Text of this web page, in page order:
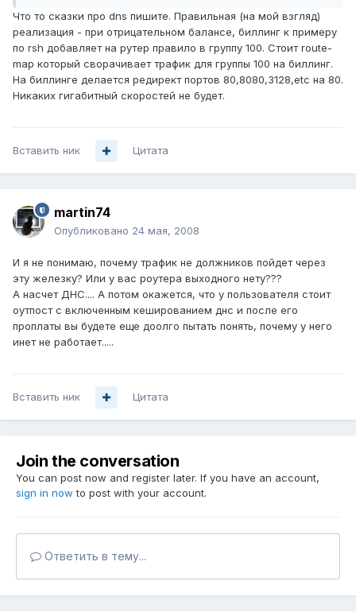
Что то сказки про dns пишите. Правильная (на мой взгляд)
реализация - при отрицательном балансе, биллинг к примеру
по rsh добавляет на рутер правило в группу 100. Стоит route-
map который сворачивает трафик для группы 100 на биллинг.
На биллинге делается редирект портов 80,8080,3128,etc на 80.
Никаких гигабитный скоростей не будет.
Вставить ник Цитата
martin74
Опубликовано 24 мая, 2008
И я не понимаю, почему трафик не должников пойдет через
эту железку? Или у вас роутера выходного нету???
А насчет ДНС.... А потом окажется, что у пользователя стоит
оутпост с включенным кешированием днс и после его
проплаты вы будете еще доолго пытать понять, почему у него
инет не работает.....
Вставить ник Цитата
Join the conversation
You can post now and register later. If you have an account,
sign in now to post with your account.
Ответить в тему...